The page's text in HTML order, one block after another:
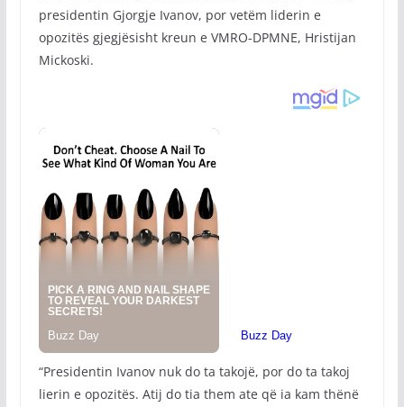
presidentin Gjorgje Ivanov, por vetëm liderin e
opozitës gjegjësisht kreun e VMRO-DPMNE, Hristijan
Mickoski.
“Presidentin Ivanov nuk do ta takojë, por do ta takoj
lierin e opozitës. Atij do tia them ate që ia kam thënë